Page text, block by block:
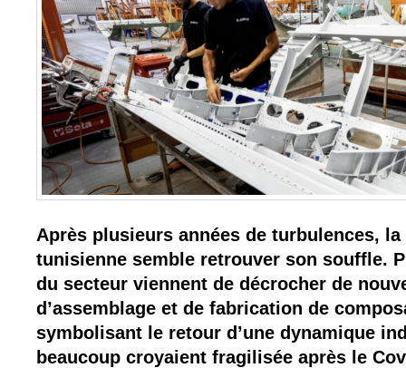
Après plusieurs années de turbulences,
tunisienne semble retrouver son souffle.
du secteur viennent de décrocher de
d’assemblage et de fabrication de
symbolisant le retour d’une dynamique
beaucoup croyaient fragilisée après le